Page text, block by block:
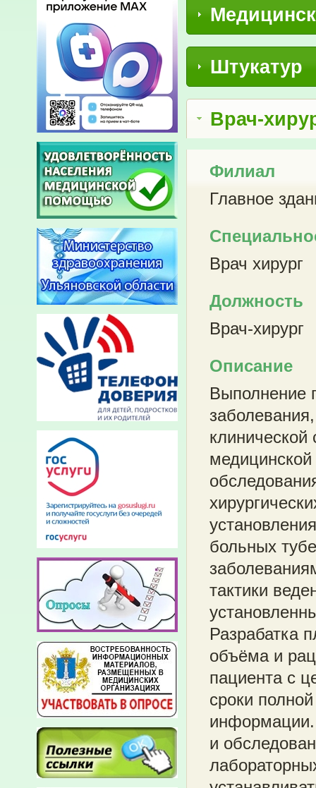
Штукатур
Врач-
Филиал
Главное
Врач хирург
Должность
Врач-хирург
Описание
Выполнение
клинической
больных
тактики
Разрабатка
объёма и
пациента с
сроки
информации.
и